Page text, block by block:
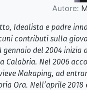
Autore:
Idealista e padre
contributi sulla
gennaio del 2004
Calabria. Nel 2006
Makaping, ad
Ora. Nell’aprile